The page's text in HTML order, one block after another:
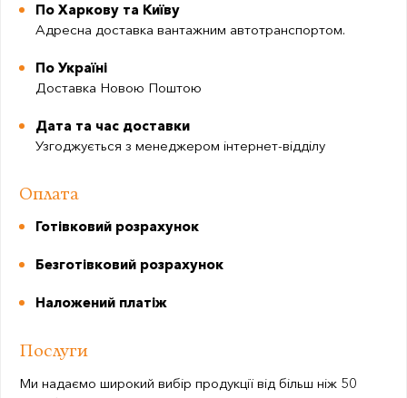
По Харкову та Київу
Адресна доставка вантажним автотранспортом.
По Україні
Доставка Новою Поштою
Дата та час доставки
Узгоджується з менеджером інтернет-відділу
Оплата
Готівковий розрахунок
Безготівковий розрахунок
Наложений платіж
Послуги
Ми надаємо широкий вибір продукції від більш ніж 50